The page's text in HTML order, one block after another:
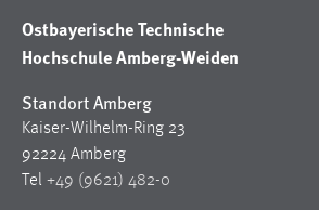
Ostbayerische Technische
Hochschule Amberg-Weiden
Standort Amberg
Kaiser-Wilhelm-Ring 23
92224 Amberg
Tel +49 (9621) 482-0